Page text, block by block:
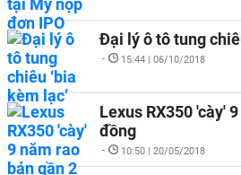
Đại lý ô tô tung
- 15:44 | 06/10/2018
Lexus RX350 'cày'
đồng
- 10:50 | 20/05/2018